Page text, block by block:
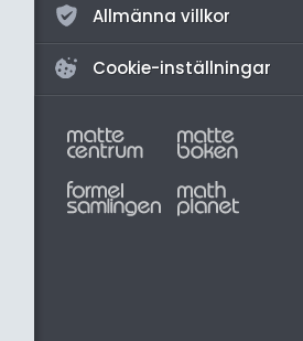
Allmänna villkor
Cookie-inställningar